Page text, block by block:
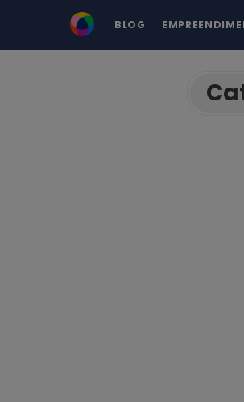
BLOG